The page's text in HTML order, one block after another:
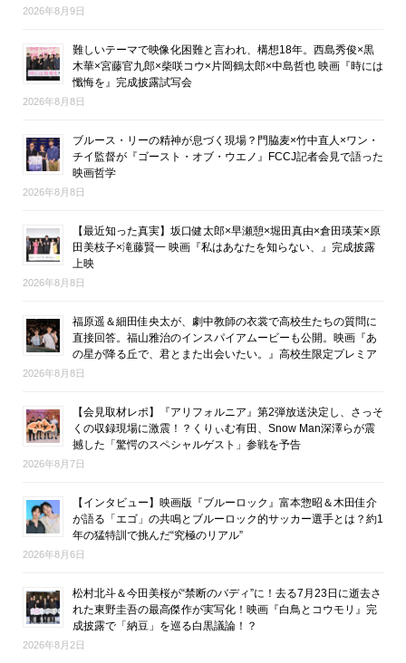
2026年8月9日
難しいテーマで映像化困難と言われ、構想18年。西島秀俊×黒
木華×宮藤官九郎×柴咲コウ×片岡鶴太郎×中島哲也 映画『時には
懺悔を』完成披露試写会
2026年8月8日
ブルース・リーの精神が息づく現場？門脇麦×竹中直人×ワン・
チイ監督が『ゴースト・オブ・ウエノ』FCCJ記者会見で語った
映画哲学
2026年8月8日
【最近知った真実】坂口健太郎×早瀬憩×堀田真由×倉田瑛茉×原
田美枝子×滝藤賢一 映画『私はあなたを知らない、』完成披露
上映
2026年8月8日
福原遥＆細田佳央太が、劇中教師の衣裳で高校生たちの質問に
直接回答。福山雅治のインスパイアムービーも公開。映画『あ
の星が降る丘で、君とまた出会いたい。』高校生限定プレミア
2026年8月8日
【会見取材レポ】『アリフォルニア』第2弾放送決定し、さっそ
くの収録現場に激震！？くりぃむ有田、Snow Man深澤らが震
撼した「驚愕のスペシャルゲスト」参戦を予告
2026年8月7日
【インタビュー】映画版『ブルーロック』富本惣昭＆木田佳介
が語る「エゴ」の共鳴とブルーロック的サッカー選手とは？約1
年の猛特訓で挑んだ“究極のリアル”
2026年8月6日
松村北斗＆今田美桜が“禁断のバディ”に！去る7月23日に逝去さ
れた東野圭吾の最高傑作が実写化！映画『白鳥とコウモリ』完
成披露で「納豆」を巡る白黒議論！？
2026年8月2日